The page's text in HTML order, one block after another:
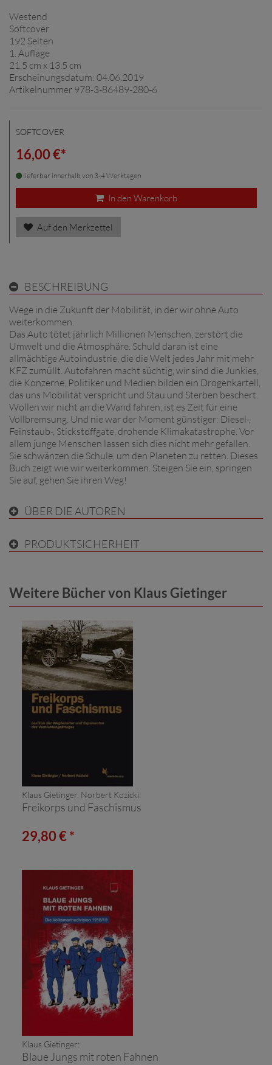
Westend
Softcover
192 Seiten
1. Auflage
21,5 cm x 13,5 cm
Erscheinungsdatum: 04.06.2019
Artikelnummer 978-3-86489-280-6
SOFTCOVER
16,00 €*
lieferbar innerhalb von 3-4 Werktagen
In den Warenkorb
Auf den Merkzettel
BESCHREIBUNG
Wege in die Zukunft der Mobilität, in der wir ohne Auto
weiterkommen.
Das Auto tötet jährlich Millionen Menschen, zerstört die
Umwelt und die Atmosphäre. Schuld daran ist eine
allmächtige Autoindustrie, die die Welt jedes Jahr mit mehr
KFZ zumüllt. Autofahren macht süchtig, wir sind die Junkies,
die Konzerne, Politiker und Medien bilden ein Drogenkartell,
das uns Mobilität verspricht und Stau und Sterben beschert.
Wollen wir nicht an die Wand fahren, ist es Zeit für eine
Vollbremsung. Und nie war der Moment günstiger: Diesel-,
Feinstaub-, Stickstoffgate, drohende Klimakatastrophe. Vor
allem junge Menschen lassen sich dies nicht mehr gefallen.
Sie schwänzen die Schule, um den Planeten zu retten. Dieses
Buch zeigt wie wir weiterkommen. Steigen Sie ein, springen
Sie auf, gehen Sie ihren Weg!
ÜBER DIE AUTOREN
PRODUKTSICHERHEIT
Weitere Bücher von Klaus Gietinger
Klaus Gietinger, Norbert Kozicki:
Freikorps und Faschismus
29,80 € *
Klaus Gietinger:
Blaue Jungs mit roten Fahnen